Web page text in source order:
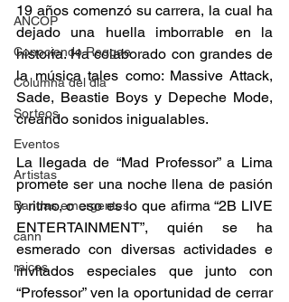
ANCOP
Conociendo Reggae
Columna del día
Sorteos
Eventos
Artistas
Bandas emergentes
cann
raices
19 años comenzó su carrera, la cual ha
dejado una huella imborrable en la
historia. Ha colaborado con grandes de
la música tales como: Massive Attack,
Sade, Beastie Boys y Depeche Mode,
creando sonidos inigualables.
La llegada de “Mad Professor” a Lima
promete ser una noche llena de pasión
y ritmo, o eso es lo que afirma “2B LIVE
ENTERTAINMENT”, quién se ha
esmerado con diversas actividades e
invitados especiales que junto con
“Professor” ven la oportunidad de cerrar